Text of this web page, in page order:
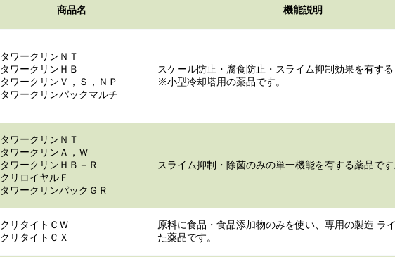
商品名 機能説明
タワークリンＮＴ
タワークリンＨＢ
タワークリンＶ，Ｓ，ＮＰ
タワークリンパックマルチ
スケール防止・腐食防止・スライム抑制効果を有する
※小型冷却塔用の薬品です。
タワークリンＮＴ
タワークリンＡ，Ｗ
タワークリンＨＢ－Ｒ
クリロイヤルＦ
タワークリンパックＧＲ
スライム抑制・除菌のみの単一機能を有する薬品です
クリタイトＣＷ
クリタイトＣＸ
原料に食品・食品添加物のみを使い、専用の製造 ラ
た薬品です。